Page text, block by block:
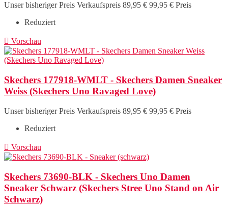
Unser bisheriger Preis Verkaufspreis 89,95 € 99,95 € Preis
Reduziert
 Vorschau
Skechers 177918-WMLT - Skechers Damen Sneaker
Weiss (Skechers Uno Ravaged Love)
Unser bisheriger Preis Verkaufspreis 89,95 € 99,95 € Preis
Reduziert
 Vorschau
Skechers 73690-BLK - Skechers Uno Damen
Sneaker Schwarz (Skechers Stree Uno Stand on Air
Schwarz)